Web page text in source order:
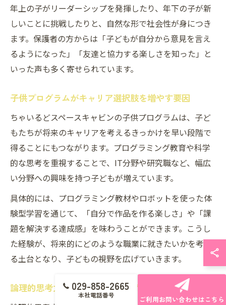
年上の子がリーダーシップを発揮したり、年下の子が新
しいことに挑戦したりと、自然な形で社会性が身につき
ます。保護者の方からは「子どもが自分から意見を言え
るようになった」「友達と協力する楽しさを知った」と
いった声も多く寄せられています。
子供プログラムがキャリア選択肢を増やす要因
ちゃいるどスペースキャビンの子供プログラムは、子ど
もたちが将来のキャリアを考えるきっかけを早い段階で
得ることにもつながります。プログラミング教育や科学
的な思考を重視することで、IT分野や研究職など、幅広
い分野への興味を持つ子どもが増えています。
具体的には、プログラミング教材やロボットを使った体
験型学習を通じて、「自分で作品を作る楽しさ」や「課
題を解決する達成感」を味わうことができます。こうし
た経験が、将来的にどのような職業に就きたいかを考え
る土台となり、子どもの視野を広げていきます。
論理的思考力と想像力を育む教育の重要性
029-858-2665
本社電話番号 ご利用お問い合わせはこちら